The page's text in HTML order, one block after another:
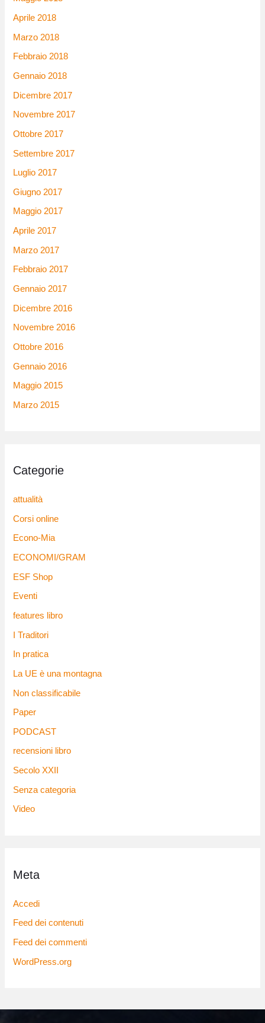
Aprile 2018
Marzo 2018
Febbraio 2018
Gennaio 2018
Dicembre 2017
Novembre 2017
Ottobre 2017
Settembre 2017
Luglio 2017
Giugno 2017
Maggio 2017
Aprile 2017
Marzo 2017
Febbraio 2017
Gennaio 2017
Dicembre 2016
Novembre 2016
Ottobre 2016
Gennaio 2016
Maggio 2015
Marzo 2015
Categorie
attualità
Corsi online
Econo-Mia
ECONOMI/GRAM
ESF Shop
Eventi
features libro
I Traditori
In pratica
La UE è una montagna
Non classificabile
Paper
PODCAST
recensioni libro
Secolo XXII
Senza categoria
Video
Meta
Accedi
Feed dei contenuti
Feed dei commenti
WordPress.org